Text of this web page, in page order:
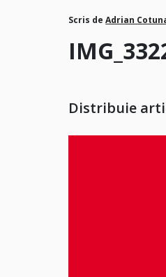
Scris deAdrian
Distribuie